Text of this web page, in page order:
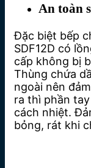
An toàn
Đặc biệt bếp
SDF12D có
cấp không bị
Thùng chứa
ngoài nên
ra thì phần
cách nhiệt.
bỏng, rát khi